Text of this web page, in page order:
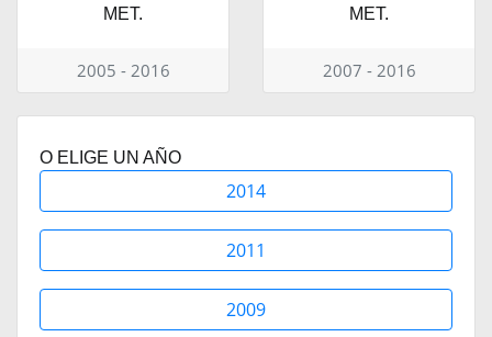
MET.
2005 - 2016
MET.
2007 - 2016
O ELIGE UN AÑO
2014
2011
2009